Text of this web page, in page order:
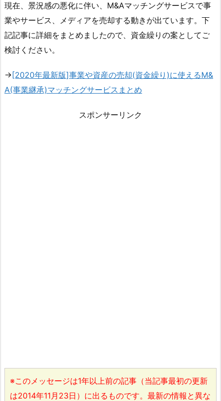
現在、景況感の悪化に伴い、M&Aマッチングサービスで事
業やサービス、メディアを売却する動きが出ています。下
記記事に詳細をまとめましたので、資金繰りの案としてご
検討ください。
→[2020年最新版]事業や資産の売却(資金繰り)に使えるM&
A(事業継承)マッチングサービスまとめ
スポンサーリンク
※このメッセージは1年以上前の記事（当記事最初の更新
は2014年11月23日）に出るものです。最新の情報と異な